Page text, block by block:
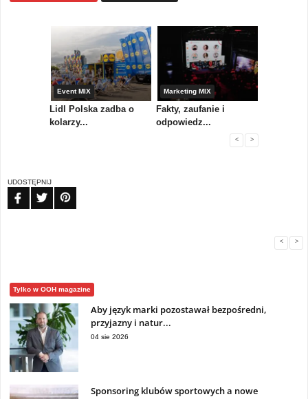
Event MIX
Lidl Polska zadba o
kolarzy...
Marketing MIX
Fakty, zaufanie i
odpowiedz...
< >
UDOSTĘPNIJ
< >
Tylko w OOH magazine
Aby język marki pozostawał bezpośredni,
przyjazny i natur...
04 sie 2026
Sponsoring klubów sportowych a nowe